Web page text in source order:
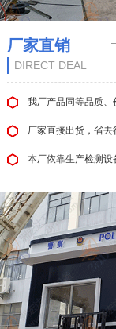
厂家直销
DIRECT DEAL
我厂产品同等品质、
厂家直接出货，省去
本厂依靠生产检测